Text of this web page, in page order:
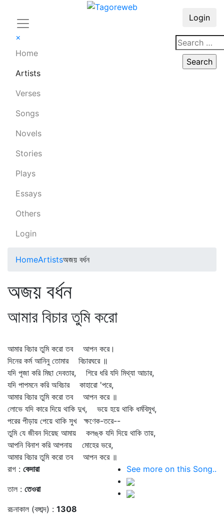
×
Home
Artists
Verses
Songs
Novels
Stories
Plays
Essays
Others
Login
Login
HomeArtistsঅজয় বর্ধন
অজয় বর্ধন
আমার বিচার তুমি করো
আমার বিচার তুমি করো তব আপন করে।
দিনের কর্ম আনিনু তোমার বিচারঘরে ॥
যদি পূজা করি মিছা দেবতার, শিরে ধরি যদি মিথ্যা আচার,
যদি পাপমনে করি অবিচার কাহারো 'পরে,
আমার বিচার তুমি করো তব আপন করে ॥
লোভে যদি কারে দিয়ে থাকি দুখ, ভয়ে হয়ে থাকি ধর্মবিমুখ,
পরের পীড়ায় পেয়ে থাকি সুখ ক্ষণেক-তরে--
তুমি যে জীবন দিয়েছ আমায় কলঙ্ক যদি দিয়ে থাকি তায়,
আপনি বিনাশ করি আপনায় মোহের ভরে,
আমার বিচার তুমি করো তব আপন করে ॥
রাগ : কেদারা
তাল : তেওরা
রচনাকাল (বঙ্গাব্দ) : 1308
See more on this Song..